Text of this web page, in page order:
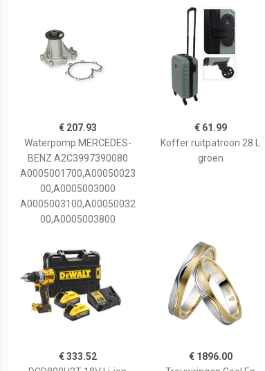
€ 207.93
Waterpomp MERCEDES-
BENZ A2C3997390080
A0005001700,A00050023
00,A0005003000
A0005003100,A00050032
00,A0005003800
€ 61.99
Koffer ruitpatroon 28 L
groen
€ 333.52
€ 1896.00